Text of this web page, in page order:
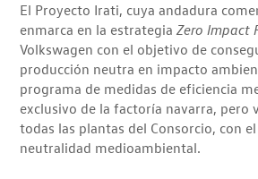
El Proyecto Irati, cuya andadura
enmarca en la estrategiaZero Impact
Volkswagen con el objetivo de
producción neutra en impacto
programa de medidas de eficiencia
exclusivo de la factoría navarra, pero
todas las plantas del Consorcio, con
neutralidad medioambiental.